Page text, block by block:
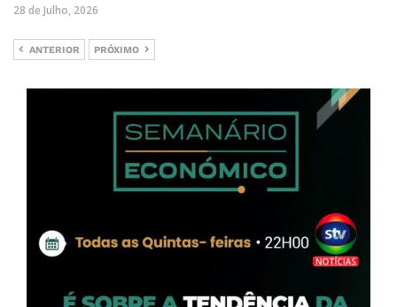
28 de Julho, 2026
ANTERIOR PRÓXIMO